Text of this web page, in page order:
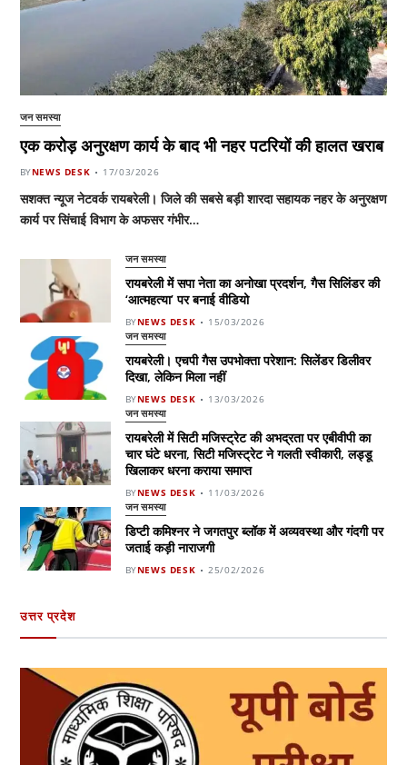
जन समस्या
एक करोड़ अनुरक्षण कार्य के बाद भी नहर पटरियों की हालत खराब
BYNEWS DESK 17/03/2026
सशक्त न्यूज नेटवर्क रायबरेली। जिले की सबसे बड़ी शारदा सहायक नहर के अनुरक्षण
कार्य पर सिंचाई विभाग के अफसर गंभीर…
जन समस्या
रायबरेली में सपा नेता का अनोखा प्रदर्शन, गैस सिलिंडर की
‘आत्महत्या’ पर बनाई वीडियो
BYNEWS DESK 15/03/2026
जन समस्या
रायबरेली। एचपी गैस उपभोक्ता परेशान: सिलेंडर डिलीवर
दिखा, लेकिन मिला नहीं
BYNEWS DESK 13/03/2026
जन समस्या
रायबरेली में सिटी मजिस्ट्रेट की अभद्रता पर एबीवीपी का
चार घंटे धरना, सिटी मजिस्ट्रेट ने गलती स्वीकारी, लड्डू
खिलाकर धरना कराया समाप्त
BYNEWS DESK 11/03/2026
जन समस्या
डिप्टी कमिश्नर ने जगतपुर ब्लॉक में अव्यवस्था और गंदगी पर
जताई कड़ी नाराजगी
BYNEWS DESK 25/02/2026
उत्तर प्रदेश